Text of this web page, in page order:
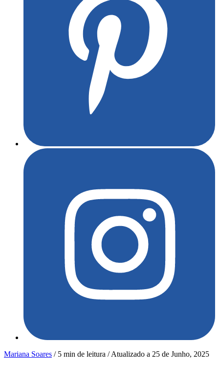
Mariana Soares / 5 min de leitura /Atualizado a 25 de Junho, 2025